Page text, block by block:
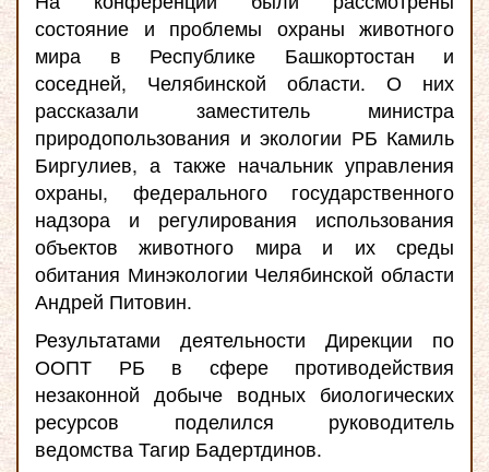
состояние и проблемы охраны животного
мира в Республике Башкортостан и
соседней, Челябинской области. О них
рассказали заместитель министра
природопользования и экологии РБ Камиль
Биргулиев, а также начальник управления
охраны, федерального государственного
надзора и регулирования использования
объектов животного мира и их среды
обитания Минэкологии Челябинской области
Андрей Питовин.
Результатами деятельности Дирекции по
ООПТ РБ в сфере противодействия
незаконной добыче водных биологических
ресурсов поделился руководитель
ведомства Тагир Бадертдинов.